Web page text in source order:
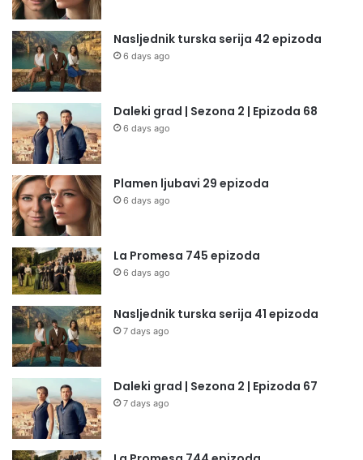
Nasljednik turska serija 42 epizoda
6 days ago
Daleki grad | Sezona 2 | Epizoda 68
6 days ago
Plamen ljubavi 29 epizoda
6 days ago
La Promesa 745 epizoda
6 days ago
Nasljednik turska serija 41 epizoda
7 days ago
Daleki grad | Sezona 2 | Epizoda 67
7 days ago